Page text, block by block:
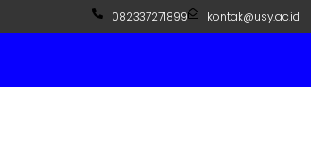
082337271899 kontak@usy.ac.id